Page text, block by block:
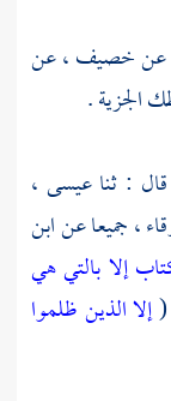
عن خصيف ، عن
الجزية .
قال : ثناعيسى ،
،جميعا عنابن
إلا بالتي هي
(إلا الذين ظلموا